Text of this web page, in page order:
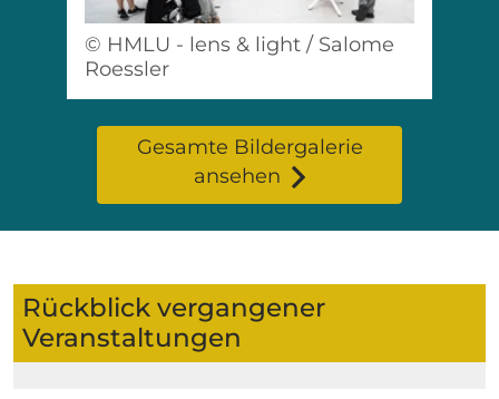
© HMLU - lens & light / Salome
Roessler
Gesamte Bildergalerie
ansehen
Rückblick vergangener
Veranstaltungen